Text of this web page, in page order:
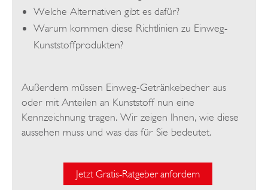
Welche Alternativen gibt es dafür?
Warum kommen diese Richtlinien zu Einweg-
Kunststoffprodukten?
Außerdem müssen Einweg-Getränkebecher aus
oder mit Anteilen an Kunststoff nun eine
Kennzeichnung tragen. Wir zeigen Ihnen, wie diese
aussehen muss und was das für Sie bedeutet.
Jetzt Gratis-Ratgeber anfordern